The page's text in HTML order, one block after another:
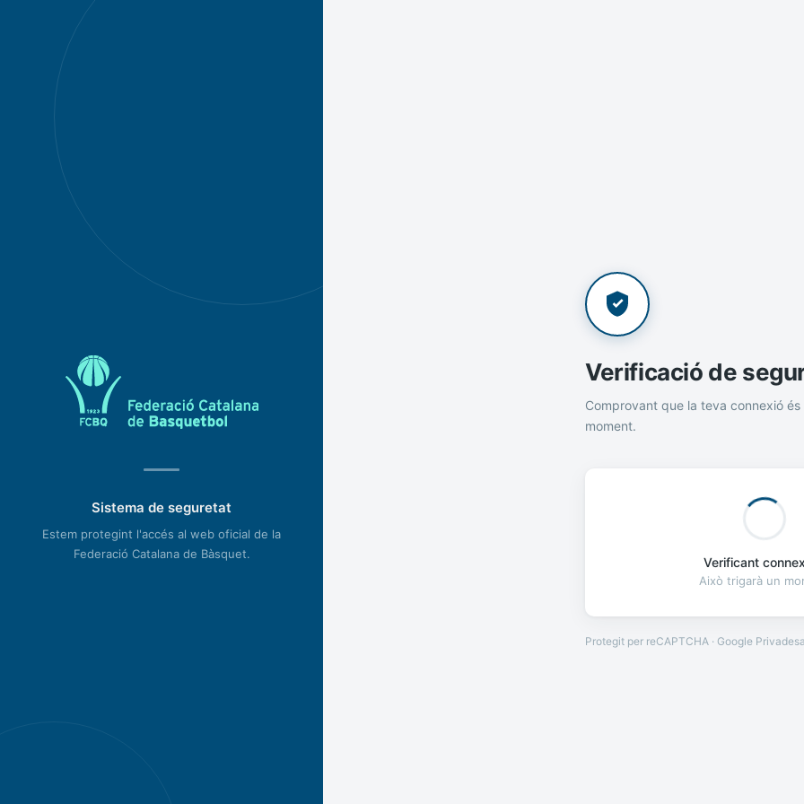
Sistema de seguretat
Estem protegint l'accés al web oficial de la
Federació Catalana de Bàsquet.
Verificació de
Comprovant que la teva connexió és
moment.
Verificant
Això trigarà un
Protegit per reCAPTCHA · Google Privadesa